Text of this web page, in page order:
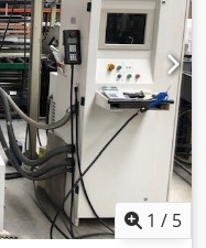
przedmiotu:
Najlepsza jakość
drutu: od 0,15
2600 x 2540 x
kg Maszyna po
nas wyczyszczona,
przetestowana pod
Na
Z
uruchomienie
1 / 5